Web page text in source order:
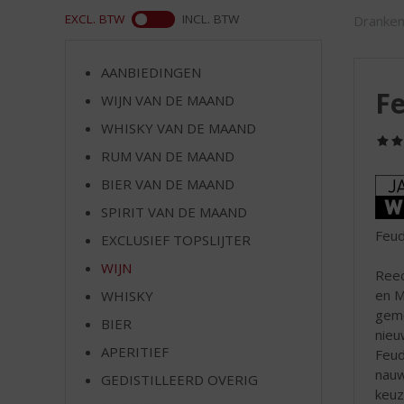
en
EXCL. BTW INCL. BTW
AANBIEDINGEN
WIJN VAN DE MAAND
WHISKY VAN DE MAAND
RUM VAN DE MAAND
BIER VAN DE MAAND
SPIRIT VAN DE MAAND
EXCLUSIEF TOPSLIJTER
WIJN
WHISKY
BIER
APERITIEF
GEDISTILLEERD OVERIG